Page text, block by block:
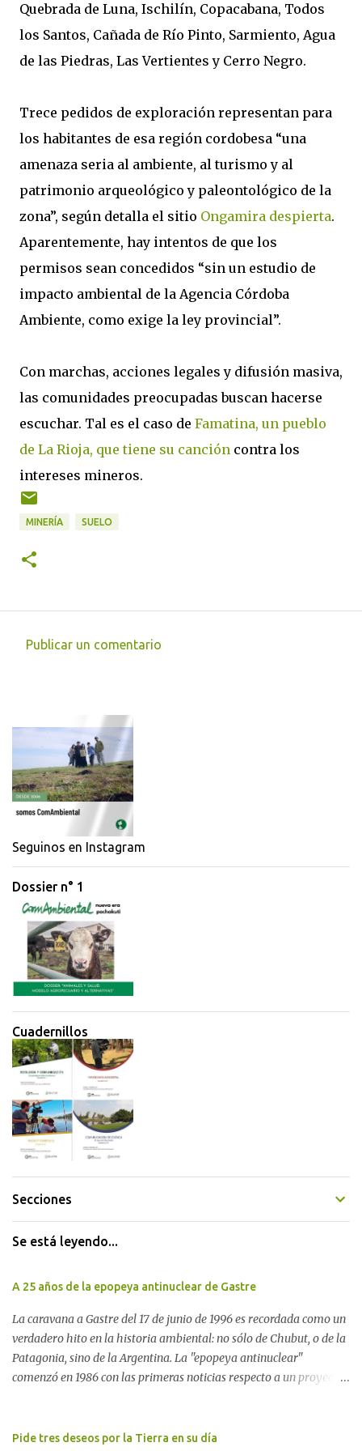
Quebrada de Luna, Ischilín, Copacabana, Todos
los Santos, Cañada de Río Pinto, Sarmiento, Agua
de las Piedras, Las Vertientes y Cerro Negro.
Trece pedidos de exploración representan para
los habitantes de esa región cordobesa “una
amenaza seria al ambiente, al turismo y al
patrimonio arqueológico y paleontológico de la
zona”, según detalla el sitio Ongamira despierta.
Aparentemente, hay intentos de que los
permisos sean concedidos “sin un estudio de
impacto ambiental de la Agencia Córdoba
Ambiente, como exige la ley provincial”.
Con marchas, acciones legales y difusión masiva,
las comunidades preocupadas buscan hacerse
escuchar. Tal es el caso de Famatina, un pueblo
de La Rioja, que tiene su canción contra los
intereses mineros.
MINERÍA SUELO
e
t
a
i
o
s
Publicar un comentario
Seguinos en Instagram
Dossier n° 1
Cuadernillos
Secciones
Se está leyendo...
A 25 años de la epopeya antinuclear de Gastre
La caravana a Gastre del 17 de junio de 1996 es recordada como un
verdadero hito en la historia ambiental: no sólo de Chubut, o de la
Patagonia, sino de la Argentina. La "epopeya antinuclear"
comenzó en 1986 con las primeras noticias respecto a un proyecto
proyecto legislativo nacional al respecto. En este artículo, la
Pide tres deseos por la Tierra en su día